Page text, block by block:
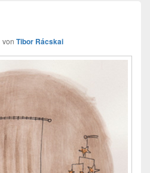
von Tibor Rácskai